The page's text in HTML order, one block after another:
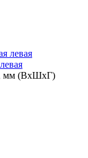
мм (ВхШхГ)